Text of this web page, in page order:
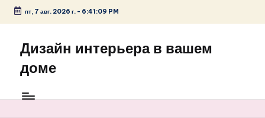
Перейти
содержимому
пт, 7 авг. 2026 г.- 6:41:09 PM
Дизайн интерьера в вашем
доме